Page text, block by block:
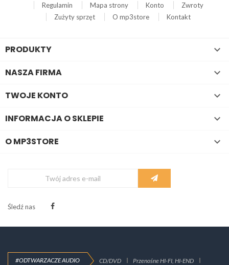
Regulamin
Mapa strony Konto
Zwroty
Zużyty sprzęt
O mp3store Kontakt
PRODUKTY 
NASZA FIRMA 
TWOJE KONTO 
INFORMACJA O SKLEPIE 
O MP3STORE 
Śledź nas
#ODTWARZACZE AUDIO CD/DVD Przenośne HI-FI, HI-END